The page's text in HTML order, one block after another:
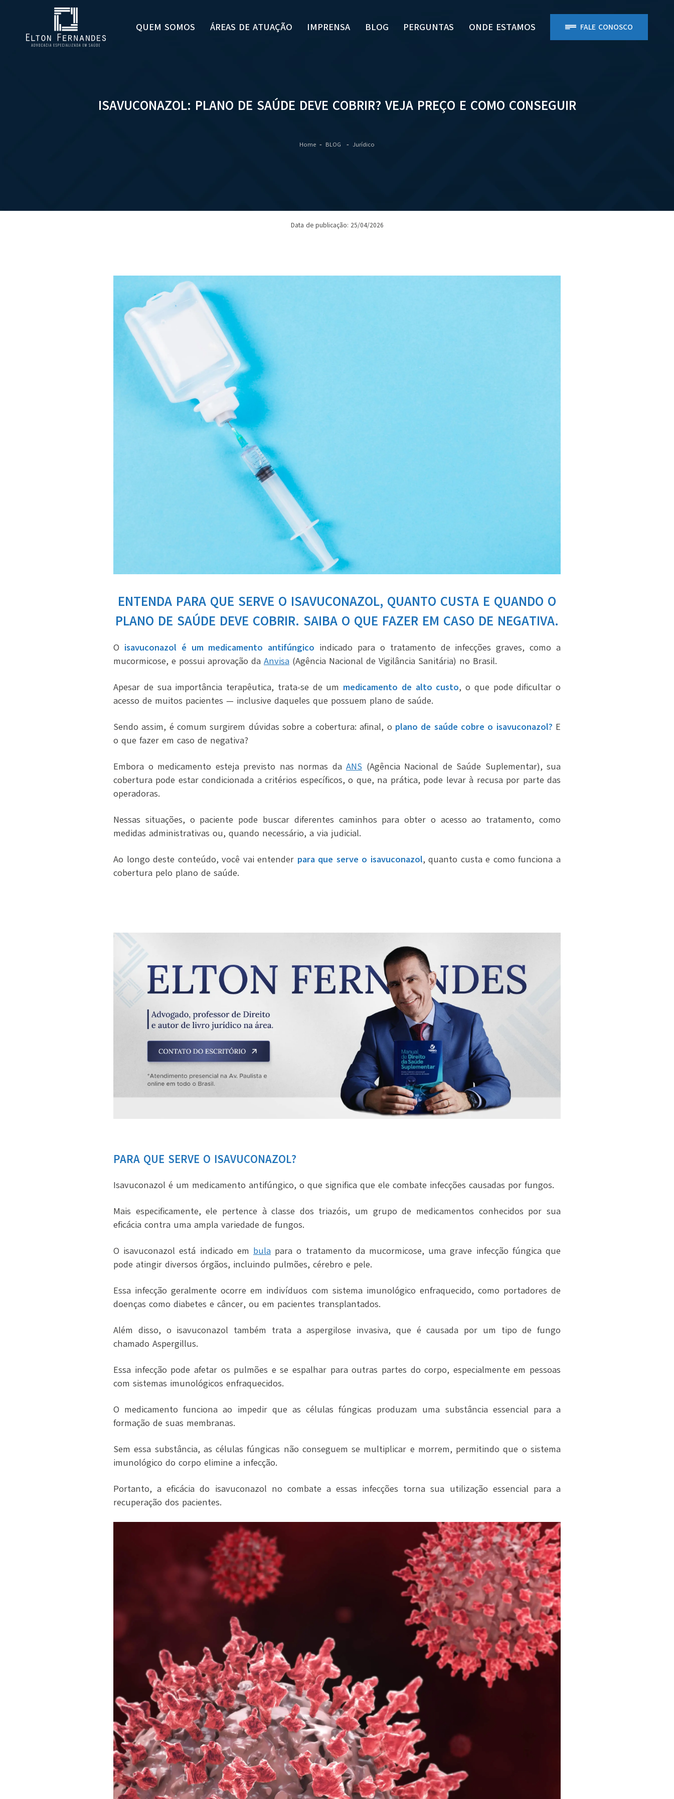
QUEM SOMOS ÁREAS DE ATUAÇÃO IMPRENSA BLOG PERGUNTAS ONDE ESTAMOS FALE CONOSCO
ISAVUCONAZOL: PLANO DE SAÚDE DEVE COBRIR? VEJA PREÇO E COMO CONSEGUIR
Home BLOG Jurídico
Data de publicação: 25/04/2026
ENTENDA PARA QUE SERVE O ISAVUCONAZOL, QUANTO CUSTA E QUANDO O
PLANO DE SAÚDE DEVE COBRIR. SAIBA O QUE FAZER EM CASO DE NEGATIVA.
O isavuconazol é um medicamento antifúngico indicado para o tratamento de infecções graves, como a
mucormicose, e possui aprovação da Anvisa (Agência Nacional de Vigilância Sanitária) no Brasil.
Apesar de sua importância terapêutica, trata-se de um medicamento de alto custo, o que pode dificultar o
acesso de muitos pacientes — inclusive daqueles que possuem plano de saúde.
Sendo assim, é comum surgirem dúvidas sobre a cobertura: afinal, o plano de saúde cobre o isavuconazol? E
o que fazer em caso de negativa?
Embora o medicamento esteja previsto nas normas da ANS (Agência Nacional de Saúde Suplementar), sua
cobertura pode estar condicionada a critérios específicos, o que, na prática, pode levar à recusa por parte das
operadoras.
Nessas situações, o paciente pode buscar diferentes caminhos para obter o acesso ao tratamento, como
medidas administrativas ou, quando necessário, a via judicial.
Ao longo deste conteúdo, você vai entender para que serve o isavuconazol, quanto custa e como funciona a
cobertura pelo plano de saúde.
PARA QUE SERVE O ISAVUCONAZOL?
Isavuconazol é um medicamento antifúngico, o que significa que ele combate infecções causadas por fungos.
Mais especificamente, ele pertence à classe dos triazóis, um grupo de medicamentos conhecidos por sua
eficácia contra uma ampla variedade de fungos.
O isavuconazol está indicado em bula para o tratamento da mucormicose, uma grave infecção fúngica que
pode atingir diversos órgãos, incluindo pulmões, cérebro e pele.
Essa infecção geralmente ocorre em indivíduos com sistema imunológico enfraquecido, como portadores de
doenças como diabetes e câncer, ou em pacientes transplantados.
Além disso, o isavuconazol também trata a aspergilose invasiva, que é causada por um tipo de fungo
chamado Aspergillus.
Essa infecção pode afetar os pulmões e se espalhar para outras partes do corpo, especialmente em pessoas
com sistemas imunológicos enfraquecidos.
O medicamento funciona ao impedir que as células fúngicas produzam uma substância essencial para a
formação de suas membranas.
Sem essa substância, as células fúngicas não conseguem se multiplicar e morrem, permitindo que o sistema
imunológico do corpo elimine a infecção.
Portanto, a eficácia do isavuconazol no combate a essas infecções torna sua utilização essencial para a
recuperação dos pacientes.